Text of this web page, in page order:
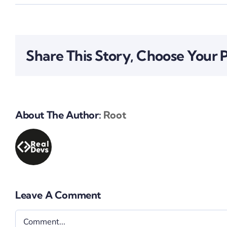
Share This Story, Choose Your
About The Author: Root
Leave A Comment
Comment